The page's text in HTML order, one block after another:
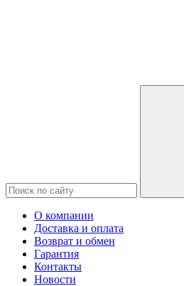
О компании
Доставка и оплата
Возврат и обмен
Гарантия
Контакты
Новости